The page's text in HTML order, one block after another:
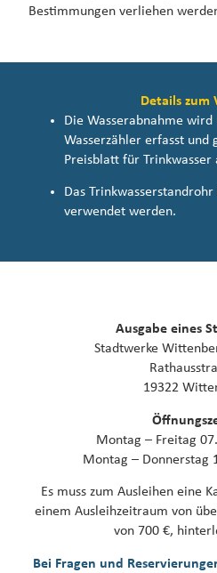
Bestimmungen verliehen
Details zum
Die Wasserabnahme
Wasserzähler erfasst und
Preisblatt für Trinkwasser
Das
verwendet werden.
Ausgabe eines
Stadtwerke
19322
Montag – Freitag
Montag – Donnerstag
Es muss zum Ausleihen eine
einem Ausleihzeitraum von
von 700 €,
Bei Fragen und